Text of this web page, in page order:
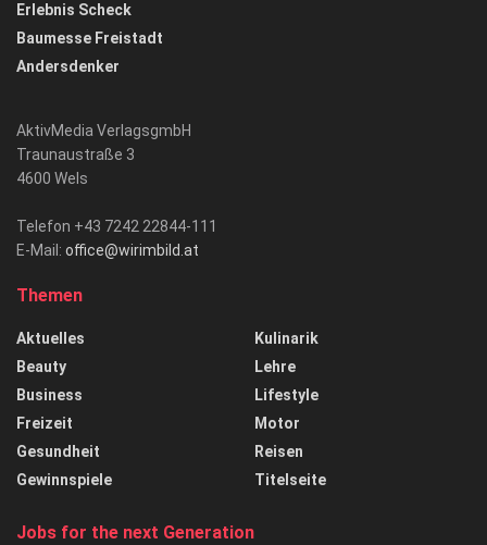
Erlebnis Scheck
Baumesse Freistadt
Andersdenker
AktivMedia VerlagsgmbH
Traunaustraße 3
4600 Wels
Telefon +43 7242 22844-111
E-Mail: office@wirimbild.at
Themen
Aktuelles
Beauty
Business
Freizeit
Gesundheit
Gewinnspiele
Kulinarik
Lehre
Lifestyle
Motor
Reisen
Titelseite
Jobs for the next Generation